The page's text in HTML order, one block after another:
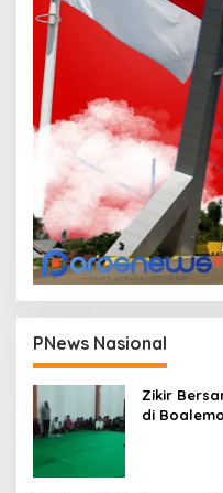
PNews Nasional
Zikir
di Boalemo